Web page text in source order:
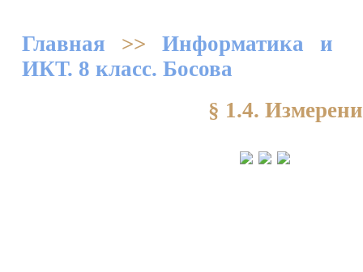
Главная >> Информатика и
ИКТ. 8 класс. Босова
§ 1.4.